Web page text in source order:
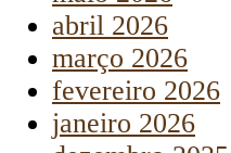
abril 2026
março 2026
fevereiro 2026
janeiro 2026